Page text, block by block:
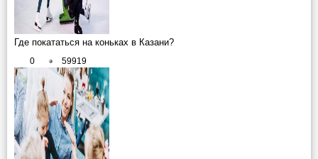
Где покататься на коньках в Казани?
0 59919